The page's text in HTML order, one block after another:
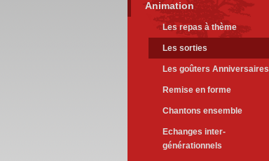
Animation
Les repas à thème
Les sorties
Les goûters Anniversaires
Remise en forme
Chantons ensemble
Echanges inter-
générationnels